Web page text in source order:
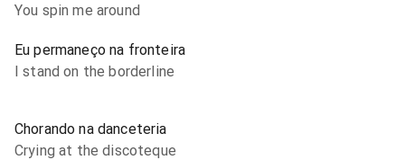
You spin me around
Eu permaneço na fronteira
I stand on the borderline
Chorando na danceteria
Crying at the discoteque